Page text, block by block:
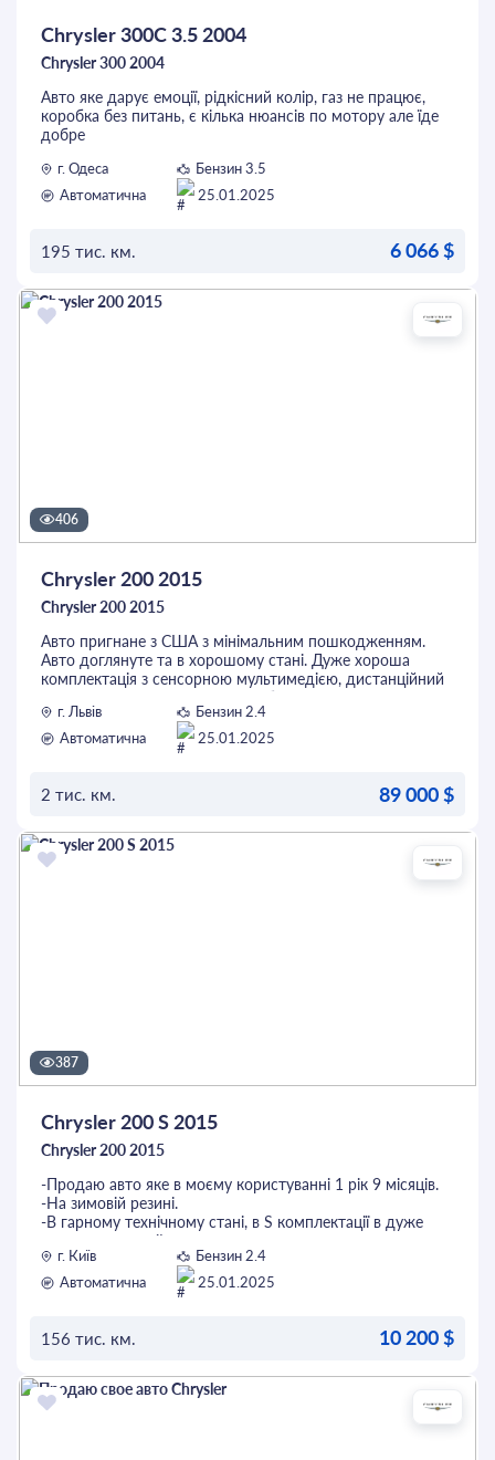
Chrysler 300C 3.5 2004
Chrysler 300 2004
Авто яке дарує емоції, рідкісний колір, газ не працює,
коробка без питань, є кілька нюансів по мотору але їде
добре
г. Одеса
Бензин 3.5
Автоматична
25.01.2025
195 тис. км. 6 066 $
ОСТАВИТЬ ЗАЯВКУ
406
Chrysler 200 2015
Chrysler 200 2015
Авто пригнане з США з мінімальним пошкодженням.
Авто доглянуте та в хорошому стані. Дуже хороша
комплектація з сенсорною мультимедією, дистанційний
запуск з ключа, парктроніки та багато іншого. Є
можливість поставити газ. За деталями звертайтесь за
телефоном.
г. Львів
Бензин 2.4
Автоматична
25.01.2025
2 тис. км. 89 000 $
ОСТАВИТЬ ЗАЯВКУ
387
Chrysler 200 S 2015
Chrysler 200 2015
-Продаю авто яке в моєму користуванні 1 рік 9 місяців.
-На зимовій резині.
-В гарному технічному стані, в S комплектації в дуже
крутому кольорі!
-Безключовий доступ.
-2 ключа, з дистанційним запуском двигуна.
-Тонуваня скла (15).
-З комплектом
-замінені свічки (ірідій)…
-замінено всі фільтри і мастило в двигуні.
-Автівка варта вашої уваги! Звертайтеся все розповім.
г. Київ
Бензин 2.4
Автоматична
25.01.2025
156 тис. км. 10 200 $
ОСТАВИТЬ ЗАЯВКУ